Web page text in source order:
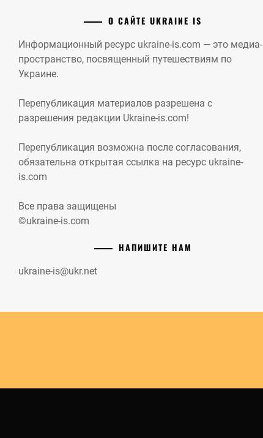
О САЙТЕ UKRAINE IS
Информационный ресурс ukraine-is.com — это медиа-
пространство, посвященный путешествиям по
Украине.
Перепубликация материалов разрешена с
разрешения редакции Ukraine-is.com!
Перепубликация возможна после согласования,
обязательна открытая ссылка на ресурс ukraine-
is.com
Все права защищены
©ukraine-is.com
НАПИШИТЕ НАМ
ukraine-is@ukr.net